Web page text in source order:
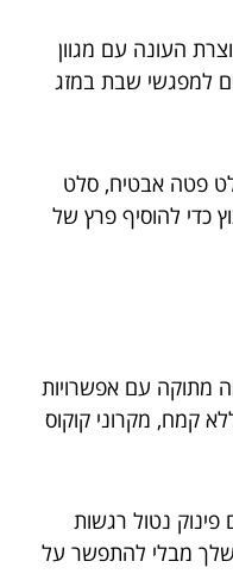
העונה עם מגוון
למפגשי שבת במזג
פטה אבטיח, סלט
כדי להוסיף פרץ של
מתוקה עם אפשרויות
קמח, מקרוני קוקוס
נטול רגשות
מבלי להתפשר על